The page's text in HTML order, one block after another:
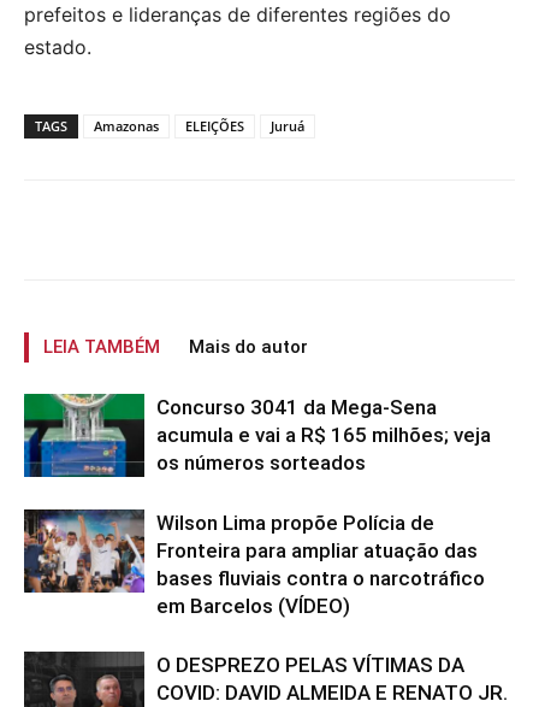
prefeitos e lideranças de diferentes regiões do
estado.
TAGS Amazonas ELEIÇÕES Juruá
LEIA TAMBÉM Mais do autor
Concurso 3041 da Mega-Sena
acumula e vai a R$ 165 milhões; veja
os números sorteados
Wilson Lima propõe Polícia de
Fronteira para ampliar atuação das
bases fluviais contra o narcotráfico
em Barcelos (VÍDEO)
O DESPREZO PELAS VÍTIMAS DA
COVID: DAVID ALMEIDA E RENATO JR.